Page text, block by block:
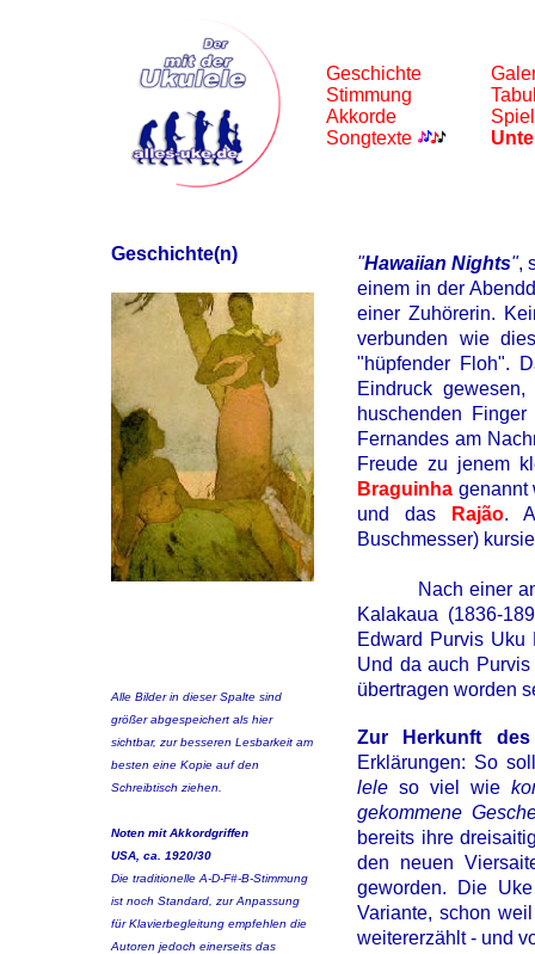
Geschichte
Stimmung
Akkorde
Songtexte
Geschichte(n)
Alle Bilder in dieser Spalte sind
größer abgespeichert als hier
sichtbar, zur besseren Lesbarkeit am
besten eine Kopie auf den
Schreibtisch ziehen.
Noten mit Akkordgriffen
USA, ca. 1920/30
Die traditionelle A-D-F#-B-Stimmung
ist noch Standard, zur Anpassung
für Klavierbegleitung empfehlen die
Autoren jedoch einerseits das
"Hawaiian Nights",
einem in der
einer Zuhörerin.
verbunden wie
"hüpfender Floh".
Eindruck
huschenden
Fernandes am
Freude zu jenem
Braguinha genannt
und das
Rajão.
Buschmesser)
Nach einer
Kalakaua (1836-
Edward Purvis Uku
Und da auch
übertragen worden
Zur Herkunft
Erklärungen: So
lele so viel wie
gekommene
bereits ihre
den neuen
geworden. Die
Variante, schon
weitererzählt - und